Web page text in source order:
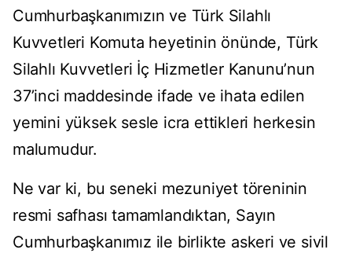
Cumhurbaşkanımızın ve Türk Silahlı
Kuvvetleri Komuta heyetinin önünde, Türk
Silahlı Kuvvetleri İç Hizmetler Kanunu’nun
37’inci maddesinde ifade ve ihata edilen
yemini yüksek sesle icra ettikleri herkesin
malumudur.
Ne var ki, bu seneki mezuniyet töreninin
resmi safhası tamamlandıktan, Sayın
Cumhurbaşkanımız ile birlikte askeri ve sivil